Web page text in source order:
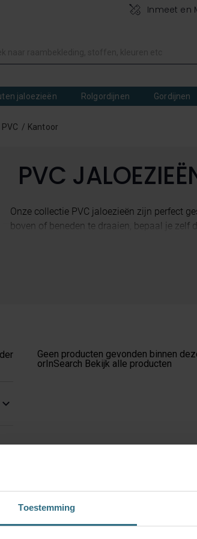
Toestemming
Inmeet en
jaloezieën Rolgordijnen Gordijnen
PVC Kantoor
PVC
Onze collectie PVC jaloezieën zijn perfect
boven of beneden te draaien, bepaal je
Bovendien zijn PVC Jaloezieën
Geen producten gevonden binnen
orInSearch Bekijk alle producten